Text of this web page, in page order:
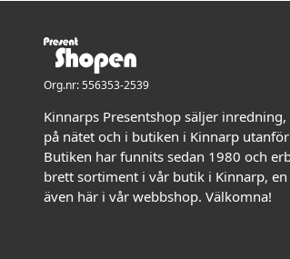
Org.nr: 556353-2539
Kinnarps Presentshop säljer
på nätet och i butiken i Kinnarp
Butiken har funnits sedan 1980 och
brett sortiment i vår butik i Kinnarp,
även här i vår webbshop. Välkomna!